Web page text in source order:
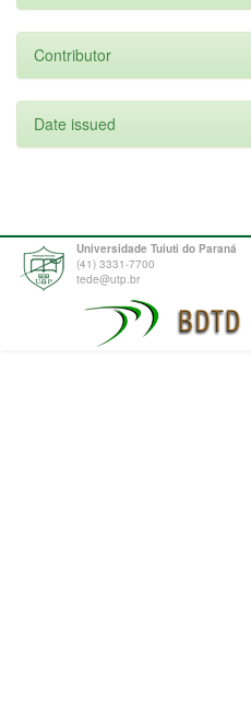
Contributor
Date issued
Universidade Tuiuti do Paraná
(41) 3331-7700
tede@utp.br